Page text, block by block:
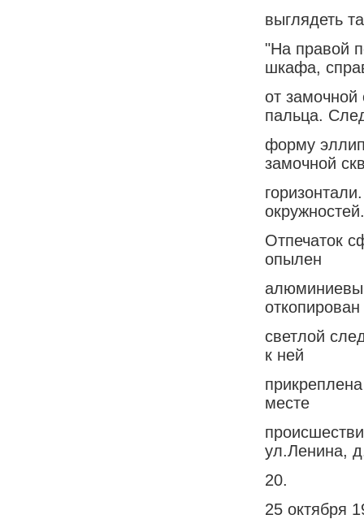
выглядеть
"На правой
шкафа,
от
пальца.
форму
замочной
окружностей.
Отпечаток
опылен
светлой
к ней
месте
ул.Ленина,
20.
25 октября